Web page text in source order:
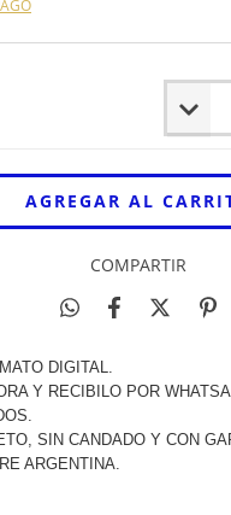
COMPARTIR
DIGITAL.
Y RECIBILO POR
SIN CANDADO Y CON
ARGENTINA.